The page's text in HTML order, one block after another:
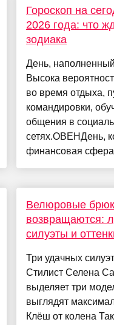
Гороскоп на
2026 года: что
зодиака
День,
Высока
во время отдыха,
командировки,
общения в
сетях.ОВЕНДень,
финансовая сфера
Велюровые
возвращаются:
силуэты и
Три удачных
Стилист Селена
выделяет три
выглядят
Клёш от колена